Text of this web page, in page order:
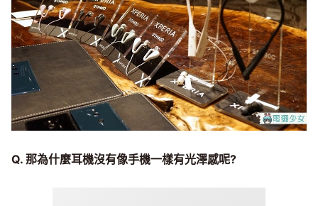
Q. 那為什麼耳機沒有像手機一樣有光澤感呢?